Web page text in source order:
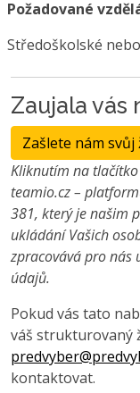
Požadované
Středoškolské
Zaujala vás
Zašlete nám
Kliknutím na
teamio.cz –
381, který je našim
ukládání Vašich
zpracovává pro nás
údajů.
Pokud vás tato
váš strukturovaný
kontaktovat.